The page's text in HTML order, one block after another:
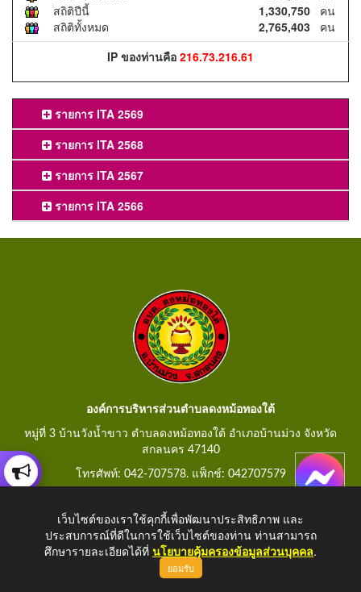
สถิติปีนี้
1,330,750 คน
สถิติทั้งหมด
2,765,403 คน
IP ของท่านคือ 216.73.216.61
รายการ ITA 2569
รายการ ITA 2568
รายการ ITA 2567
รายการ ITA 2566
องค์การบริหารส่วนตำบลดงหม้อทองใต้
หมู่ที่ 3 บ้านวังน้ำขาว ตำบลดงหม้อทองใต้ อำเภอบ้านม่วง จังหวัด
สกลนคร 47140
โทรศัพท์: 042-707578. แฟ็กช์: 042707579
Copyright © 2026 All Right Resive
เว็บไซต์ของเราใช้คุกกี้เพื่อพัฒนาประสิทธิภาพ และ
ประสบการณ์ที่ดีในการใช้เว็บไซต์ของท่าน ท่านสามารถ
ศึกษารายละเอียดได้ที่ นโยบายคุ้มครองข้อมูลส่วนบุคคล.
ยอมรับ